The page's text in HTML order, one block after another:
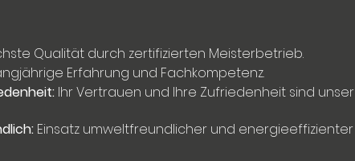
Qualität durch zertifizierten Meisterbetrieb.
Erfahrung und Fachkompetenz.
Ihr Vertrauen und Ihre Zufriedenheit sind unser
Einsatz umweltfreundlicher und energieeffizienter